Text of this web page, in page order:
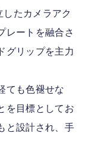
したカメラアク
レートを融合さ
グリップを主力
ても色褪せな
を目標としてお
と設計され、手